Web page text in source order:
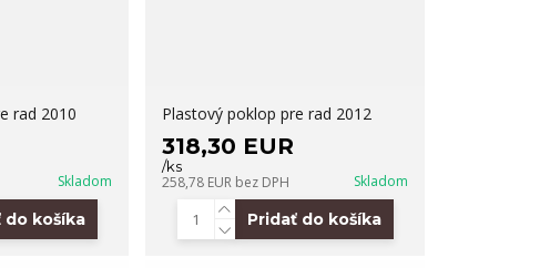
rad 2010
Skladom
do košíka
Plastový poklop pre rad 2012
318,30 EUR
/ks
258,78 EUR bez DPH Skladom
Pridať do košíka